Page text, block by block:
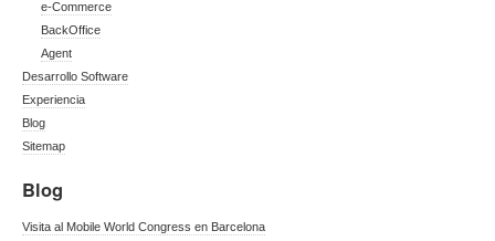
e-Commerce
BackOffice
Agent
Desarrollo Software
Experiencia
Blog
Sitemap
Blog
Visita al Mobile World Congress en Barcelona